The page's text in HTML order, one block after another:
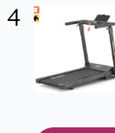
4